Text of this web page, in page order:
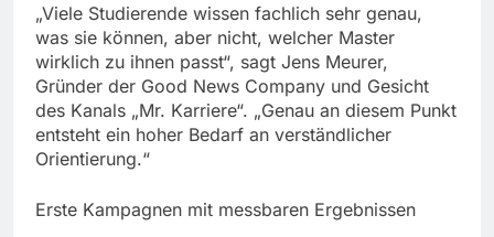
„Viele Studierende wissen fachlich sehr genau,
was sie können, aber nicht, welcher Master
wirklich zu ihnen passt“, sagt Jens Meurer,
Gründer der Good News Company und Gesicht
des Kanals „Mr. Karriere“. „Genau an diesem Punkt
entsteht ein hoher Bedarf an verständlicher
Orientierung.“
Erste Kampagnen mit messbaren Ergebnissen